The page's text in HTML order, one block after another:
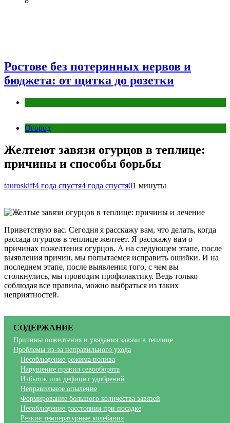
Ростове без потерянных нервов и
бюджета: от щитка до розетки
Огород
Желтеют завязи огурцов в теплице:
причины и способы борьбы
tauroskiff4 года спустя4 года спустя01 минуты
Приветствую вас. Сегодня я расскажу вам, что делать, когда
рассада огурцов в теплице желтеет. Я расскажу вам о
причинах пожелтения огурцов. А на следующем этапе, после
выявления причин, мы попытаемся исправить ошибки. И на
последнем этапе, после выявления того, с чем вы
столкнулись, мы проводим профилактику. Ведь только
соблюдая все правила, можно выбраться из таких
неприятностей.
СОДЕРЖАНИЕ
Причины пожелтения и увядания завязи в теплице
Проблемы из-за неправильного ухода
Несоблюдение режима полива
Нарушение правил севооборота
Избыток или дефицит удобрений
Неправильное опыление
Формирование большого количества завязей
Несоблюдение расстояния при посадке
Резкие температурные колебания